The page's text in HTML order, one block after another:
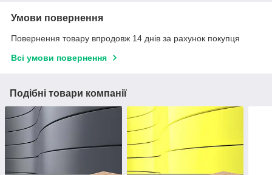
Умови повернення
Повернення товару впродовж 14 днів за рахунок покупця
Всі умови повернення
Подібні товари компанії